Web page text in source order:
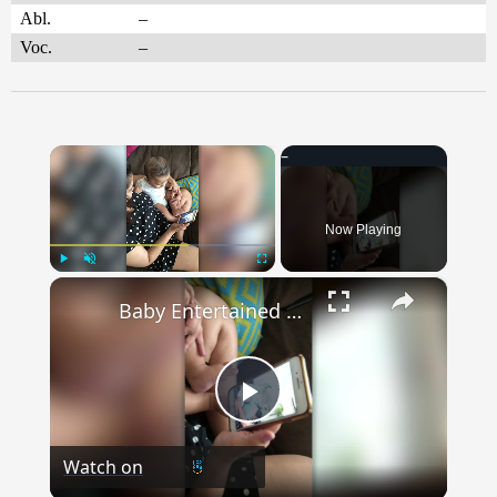
Abl.
–
Voc.
–
×
Now Playing
×
Play
Video
Baby Entertained By Laughing At Himself Laughing On Video | Happily TV
Watch on